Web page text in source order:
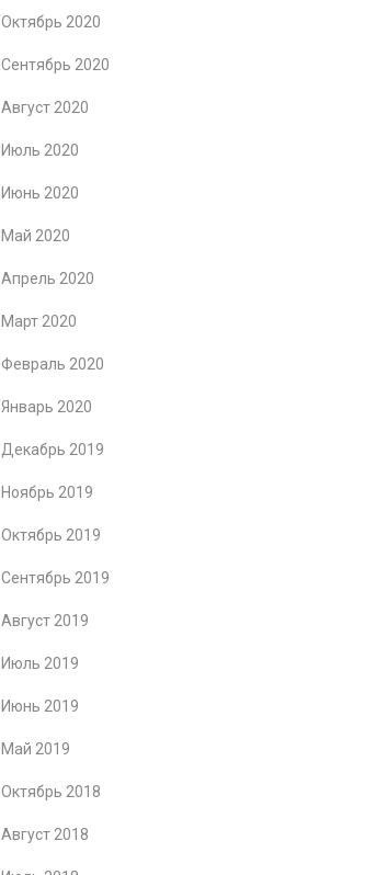
Октябрь 2020
Сентябрь 2020
Август 2020
Июль 2020
Июнь 2020
Май 2020
Апрель 2020
Март 2020
Февраль 2020
Январь 2020
Декабрь 2019
Ноябрь 2019
Октябрь 2019
Сентябрь 2019
Август 2019
Июль 2019
Июнь 2019
Май 2019
Октябрь 2018
Август 2018